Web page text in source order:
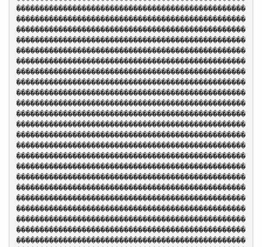
�������������������������������������������������
�������������������������������������������������
�������������������������������������������������
�������������������������������������������������
�������������������������������������������������
�������������������������������������������������
�������������������������������������������������
�������������������������������������������������
�������������������������������������������������
�������������������������������������������������
�������������������������������������������������
�������������������������������������������������
�������������������������������������������������
�������������������������������������������������
�������������������������������������������������
�������������������������������������������������
�������������������������������������������������
�������������������������������������������������
�������������������������������������������������
�������������������������������������������������
�������������������������������������������������
�������������������������������������������������
�������������������������������������������������